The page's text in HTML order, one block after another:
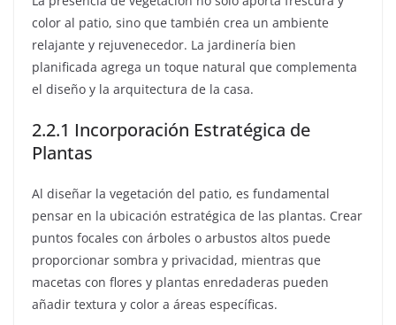
color al patio, sino que también crea un ambiente
relajante y rejuvenecedor. La jardinería bien
planificada agrega un toque natural que complementa
el diseño y la arquitectura de la casa.
2.2.1 Incorporación Estratégica de
Plantas
Al diseñar la vegetación del patio, es fundamental
pensar en la ubicación estratégica de las plantas. Crear
puntos focales con árboles o arbustos altos puede
proporcionar sombra y privacidad, mientras que
macetas con flores y plantas enredaderas pueden
añadir textura y color a áreas específicas.